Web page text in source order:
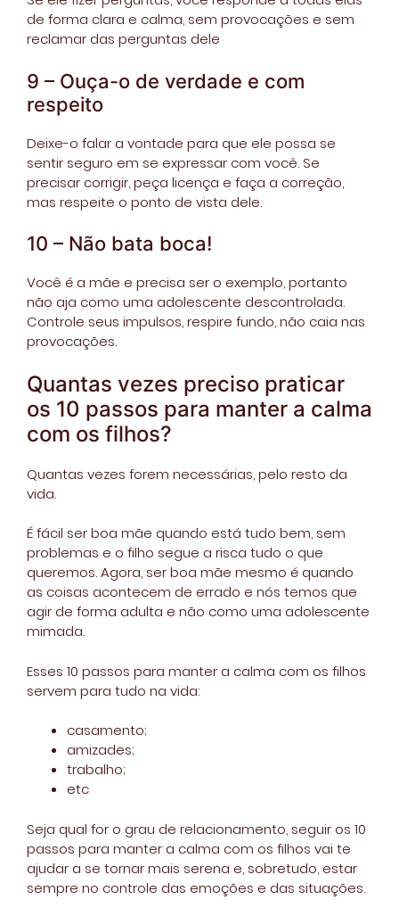
de forma clara e calma, sem provocações e sem
reclamar das perguntas dele
9 – Ouça-o de verdade e com
respeito
Deixe-o falar a vontade para que ele possa se
sentir seguro em se expressar com você. Se
precisar corrigir, peça licença e faça a correção,
mas respeite o ponto de vista dele.
10 – Não bata boca!
Você é a mãe e precisa ser o exemplo, portanto
não aja como uma adolescente descontrolada.
Controle seus impulsos, respire fundo, não caia nas
provocações.
Quantas vezes preciso praticar
os 10 passos para manter a calma
com os filhos?
Quantas vezes forem necessárias, pelo resto da
vida.
É fácil ser boa mãe quando está tudo bem, sem
problemas e o filho segue a risca tudo o que
queremos. Agora, ser boa mãe mesmo é quando
as coisas acontecem de errado e nós temos que
agir de forma adulta e não como uma adolescente
mimada.
Esses 10 passos para manter a calma com os filhos
servem para tudo na vida:
casamento;
amizades;
trabalho;
etc
Seja qual for o grau de relacionamento, seguir os 10
passos para manter a calma com os filhos vai te
ajudar a se tornar mais serena e, sobretudo, estar
sempre no controle das emoções e das situações.